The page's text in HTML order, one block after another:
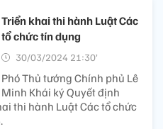
Triển khai thi hành Luật Các
tổ chức tín dụng
30/03/2024 21:30’
Phó Thủ tướng Chính phủ Lê
Minh Khái ký Quyết định
thi hành Luật Các tổ chức